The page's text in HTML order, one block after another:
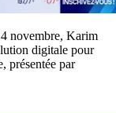
novembre, Karim
digitale pour
présentée par